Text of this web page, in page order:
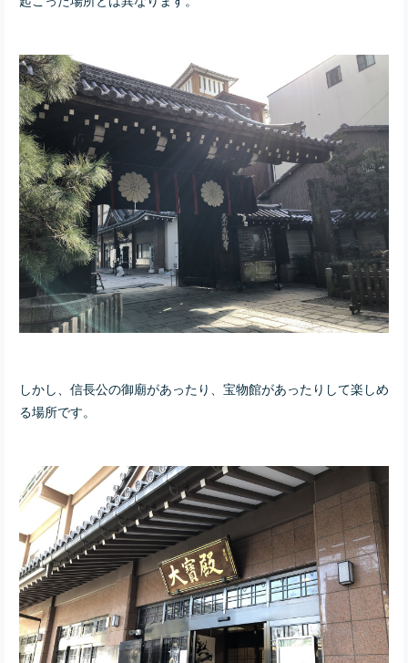
しかし、信長公の御廟があったり、宝物館があったりして楽しめ
る場所です。